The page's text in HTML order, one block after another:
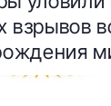
взрывов